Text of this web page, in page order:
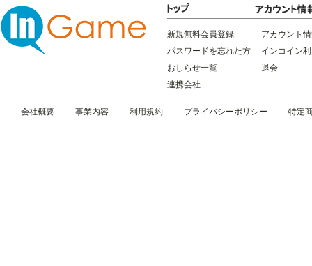
新規無料会員登録
パスワードを忘れた方
おしらせ一覧
連携会社
アカウント
インコイン
退会
会社概要 事業内容 利用規約 プライバシーポリシー 特定